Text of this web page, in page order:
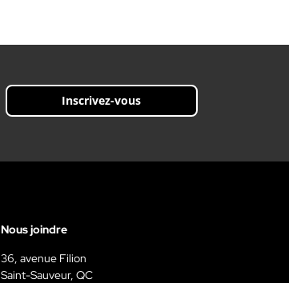
Inscrivez-vous
Nous joindre
36, avenue Filion
Saint-Sauveur, QC